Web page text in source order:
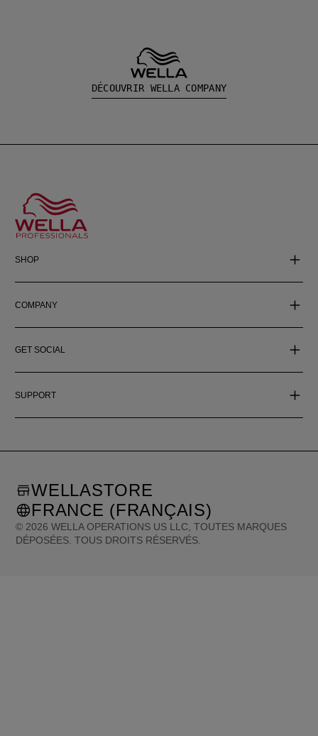
DÉCOUVRIR WELLA COMPANY
SHOP
COMPANY
GET SOCIAL
SUPPORT
© 2026 WELLA OPERATIONS US LLC, TOUTES MARQUES
DÉPOSÉES. TOUS DROITS RÉSERVÉS.
WELLASTORE
FRANCE (FRANÇAIS)